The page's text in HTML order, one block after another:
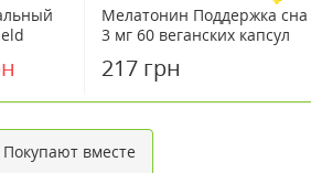
Life
Мелатонин Поддержка сна
3 мг 60 веганских капсул
217 грн
Покупают вместе